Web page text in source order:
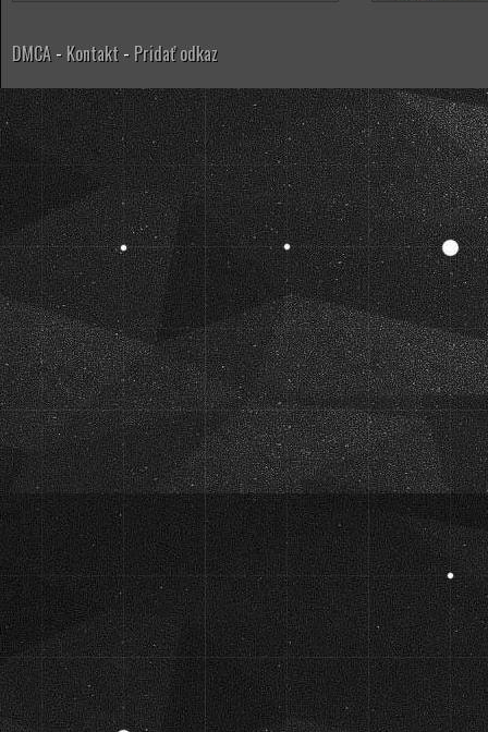
DMCA - Kontakt - Pridať odkaz